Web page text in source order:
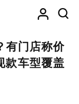
有门店称价
款车型覆盖